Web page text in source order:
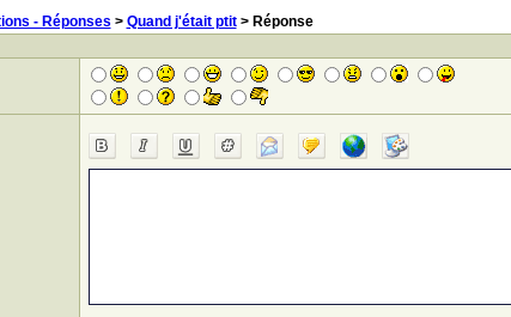
- Réponses > Quand j'était ptit> Réponse